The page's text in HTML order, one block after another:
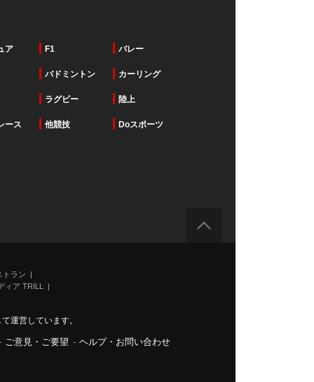
ア F1 バレー
バドミントン カーリング
ラグビー 陸上
ース 他競技 Doスポーツ
ラン
ィア TRILL
運営しています。
ご意見・ご要望 - ヘルプ・お問い合わせ